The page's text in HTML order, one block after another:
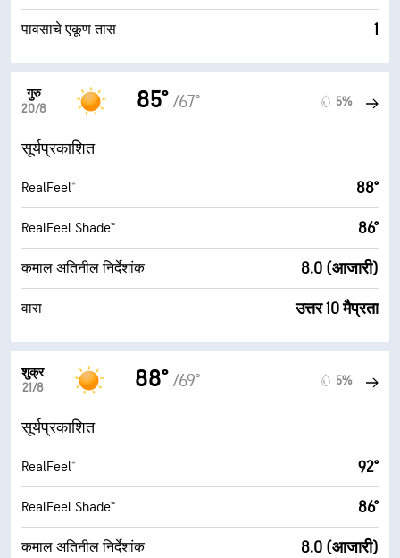
पावसाचे एकूण तास 1
गुरु
20/8
85° /67° 5%
सूर्यप्रकाशित
RealFeel® 88°
RealFeel Shade™ 86°
कमाल अतिनील निर्देशांक 8.0 (आजारी)
वारा उत्तर 10 मैप्रता
शुक्र
21/8
88° /69° 5%
सूर्यप्रकाशित
RealFeel® 92°
RealFeel Shade™ 86°
कमाल अतिनील निर्देशांक 8.0 (आजारी)